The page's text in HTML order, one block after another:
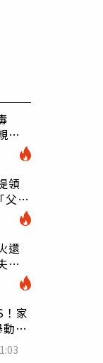
節
到
領
父子
：
還
勸
家
」
網